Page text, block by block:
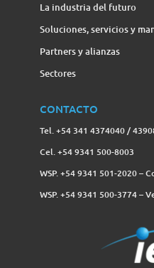
La industria del futuro
Soluciones, servicios y
Partners y alianzas
Sectores
CONTACTO
Tel. +54 341 4374040 /
Cel. +54 9341 500-8003
WSP. +54 9341 501-2020 –
WSP. +54 9341 500-3774‬ –